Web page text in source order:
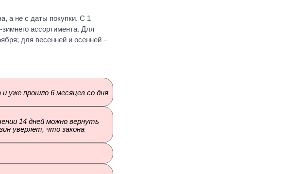
а не с даты покупки. С 1
ассортимента. Для
для весенней и осенней –
уже прошло 6 месяцев со дня
14 дней можно вернуть
уверяет, что закона